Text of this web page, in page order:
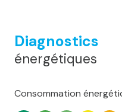
Diagnostics
énergétiques
Consommation